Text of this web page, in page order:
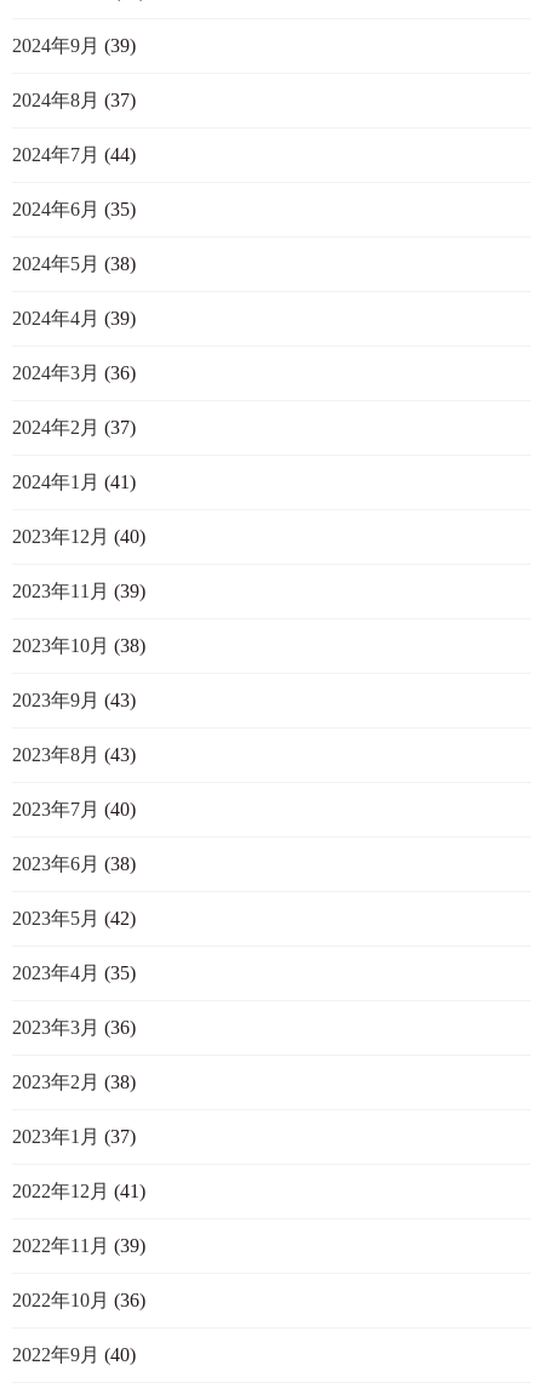
2024年9月 (39)
2024年8月 (37)
2024年7月 (44)
2024年6月 (35)
2024年5月 (38)
2024年4月 (39)
2024年3月 (36)
2024年2月 (37)
2024年1月 (41)
2023年12月 (40)
2023年11月 (39)
2023年10月 (38)
2023年9月 (43)
2023年8月 (43)
2023年7月 (40)
2023年6月 (38)
2023年5月 (42)
2023年4月 (35)
2023年3月 (36)
2023年2月 (38)
2023年1月 (37)
2022年12月 (41)
2022年11月 (39)
2022年10月 (36)
2022年9月 (40)